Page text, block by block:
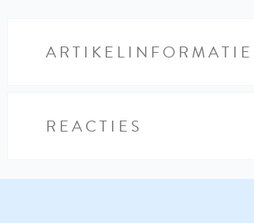
ARTIKELINFORMATIE
REACTIES